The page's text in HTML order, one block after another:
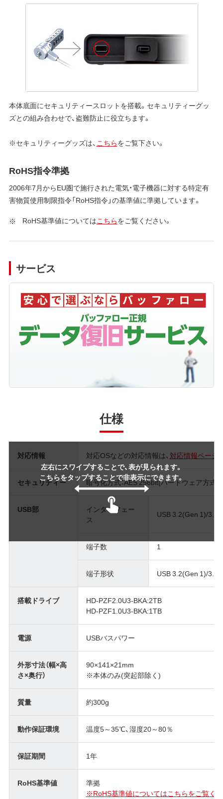
本体底面にセキュリティースロットを搭載。セキュリティーグッ
ズとの組み合わせで、盗難防止に役立ちます。
※セキュリティーグッズは、 こちらをご覧下さい。
RoHS指令準拠
2006年7月からEU圏で施行された電気・電子機器に対する特定有
害物質使用制限指令「RoHS指令」の基準値に準拠しています。
RoHS基準値についてはこちらをご覧ください。
サービス
仕様
左右にスワイプすることで、表が見られます。
こちらをタップすることで非表示にできます。
対応情報 対応OSなどの対応情報は、 対応情報ページ
セキュリティー 暗号化方式：AES 256bit(ハードウェア方式)
USB部
インターフェー
ス
USB 3.2(Gen 1)/
端子数 1
端子形状 USB 3.2(Gen 1)/
搭載ドライブ
HD-PZF2.0U3-BKA:2TB
HD-PZF1.0U3-BKA:1TB
電源 USBバスパワー
外形寸法（幅×高
さ×奥行）
90×141×21mm
※本体のみ(突起部除く)
質量 約300g
動作保証環境 温度5～35℃、湿度20～80％
保証期間 1年
RoHS基準値
準拠
※RoHS基準値についてはこちらをご覧く